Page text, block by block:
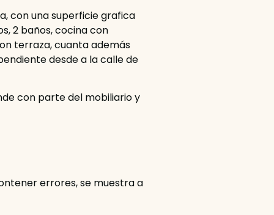
con una superficie grafica
2 baños, cocina con
terraza, cuanta además
desde a la calle de
con parte del mobiliario y
errores, se muestra a